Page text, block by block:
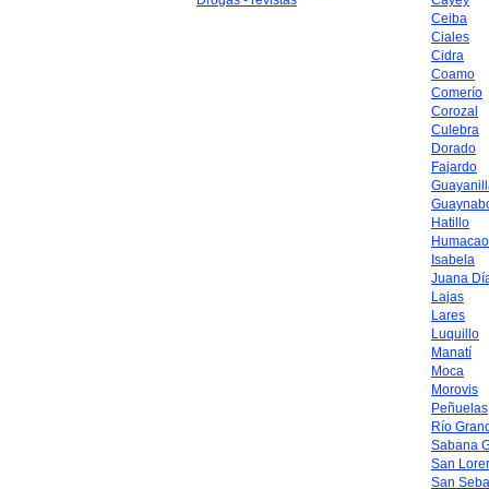
Ceiba
Ciales
Cidra
Coamo
Comerío
Corozal
Culebra
Dorado
Fajardo
Hatillo
Humacao
Isabela
Juana
Lajas
Lares
Luquillo
Manatí
Moca
Morovis
Peñuelas
Río
Sabana
San
San